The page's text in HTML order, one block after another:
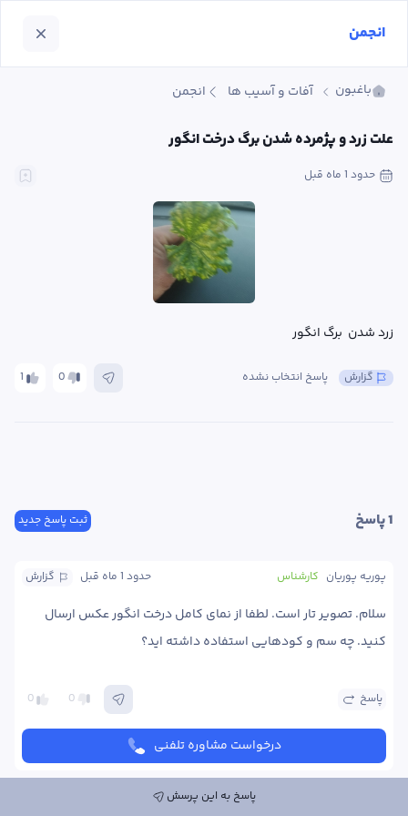
باغبون آفات و آسیب ها انجمن
علت زرد و پژمرده شدن برگ درخت انگور
حدود 1 ماه قبل
زرد شدن  برگ انگور
1 0 پاسخ انتخاب نشده گزارش
ثبت پاسخ جدید 1 پاسخ
گزارش حدود 1 ماه قبل کارشناس پوریه پوریان
کنید. چه سم و کودهایی استفاده داشته اید؟
0 0 پاسخ
درخواست مشاوره تلفنی
ارسال پاسخ به این پرسش
پاسخ به این پرسش
انجمن